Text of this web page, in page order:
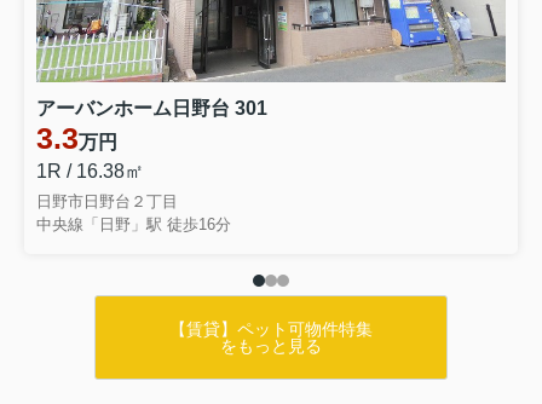
アーバンホーム日野台 301
3.3万円
1R / 16.38㎡
日野市日野台２丁目
中央線「日野」駅 徒歩16分
【賃貸】ペット可物件特集
をもっと見る